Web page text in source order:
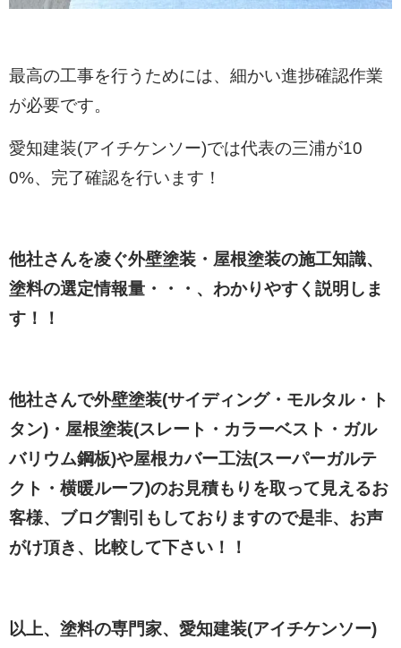
最高の工事を行うためには、細かい進捗確認作業
が必要です。
愛知建装(アイチケンソー)では代表の三浦が10
0%、完了確認を行います！
他社さんを凌ぐ外壁塗装・屋根塗装の施工知識、
塗料の選定情報量・・・、わかりやすく説明しま
す！！
他社さんで外壁塗装(サイディング・モルタル・ト
タン)・屋根塗装(スレート・カラーベスト・ガル
バリウム鋼板)や屋根カバー工法(スーパーガルテ
クト・横暖ルーフ)のお見積もりを取って見えるお
客様、ブログ割引もしておりますので是非、お声
がけ頂き、比較して下さい！！
以上、塗料の専門家、愛知建装(アイチケンソー)